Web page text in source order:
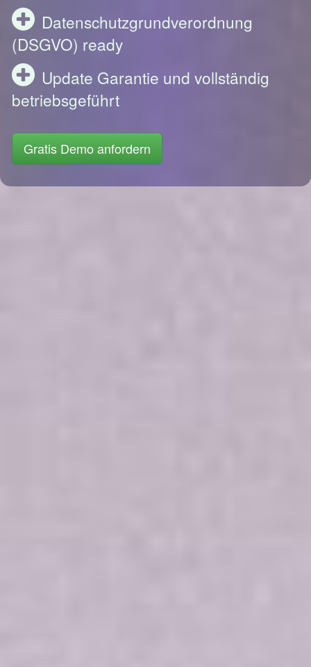
Datenschutzgrundverordnung
(DSGVO) ready
Update Garantie und vollständig
betriebsgeführt
Gratis Demo anfordern